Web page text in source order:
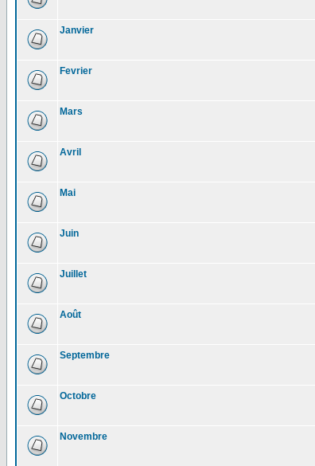
Janvier
Fevrier
Mars
Avril
Mai
Juin
Juillet
Août
Septembre
Octobre
Novembre